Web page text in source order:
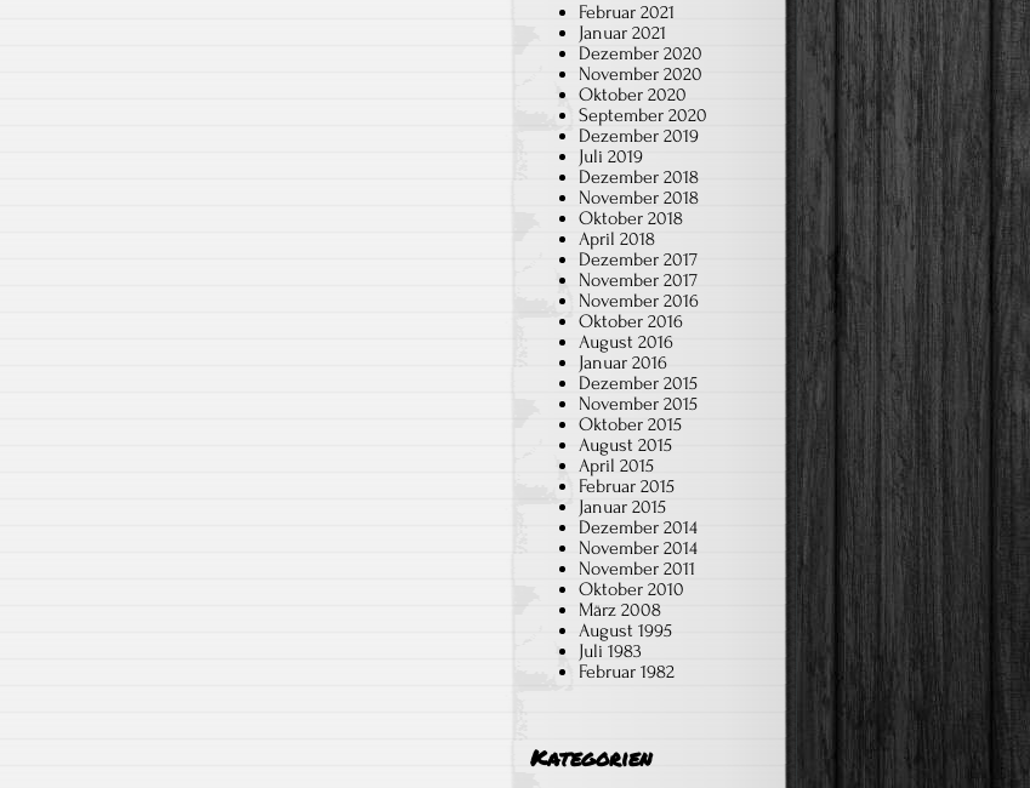
Februar 2021
Januar 2021
Dezember 2020
November 2020
Oktober 2020
September 2020
Dezember 2019
Juli 2019
Dezember 2018
November 2018
Oktober 2018
April 2018
Dezember 2017
November 2017
November 2016
Oktober 2016
August 2016
Januar 2016
Dezember 2015
November 2015
Oktober 2015
August 2015
April 2015
Februar 2015
Januar 2015
Dezember 2014
November 2014
November 2011
Oktober 2010
März 2008
August 1995
Juli 1983
Februar 1982
Kategorien